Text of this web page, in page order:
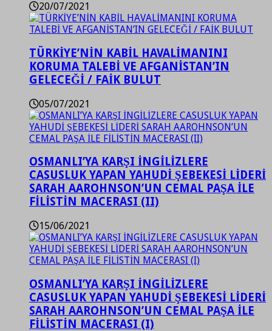
20/07/2021
TÜRKİYE’NİN KABİL HAVALİMANINI
KORUMA TALEBİ VE AFGANİSTAN’IN
GELECEĞİ / FAİK BULUT
05/07/2021
OSMANLI’YA KARŞI İNGİLİZLERE
CASUSLUK YAPAN YAHUDİ ŞEBEKESİ LİDERİ
SARAH AAROHNSON’UN CEMAL PAŞA İLE
FİLİSTİN MACERASI (II)
15/06/2021
OSMANLI’YA KARŞI İNGİLİZLERE
CASUSLUK YAPAN YAHUDİ ŞEBEKESİ LİDERİ
SARAH AAROHNSON’UN CEMAL PAŞA İLE
FİLİSTİN MACERASI (I)